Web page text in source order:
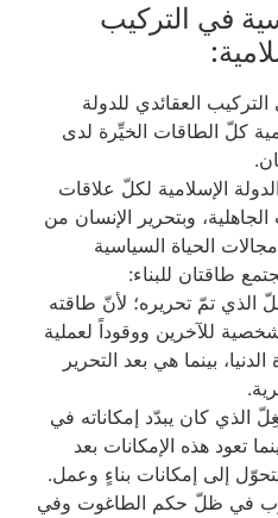
في التركيب
العقائدي للدولة
كلّ الطاقات الخيِّرة لدى‏
الإسلامية لكلّ علاقات
وبتحرير الإنسان من
الحياة السياسية
طاقتان للبناء:
الذي تمّ تحريره؛ لأنّ طاقته
للآخرين ووقوداً لعملية
بينما هي بعد التحرير
الذي كان يبدّد إمكاناته في
تعود هذه الإمكانات بعد
إلى إمكانات بناءٍ وعمل.
في ظلّ حكم الطاغوت وفي